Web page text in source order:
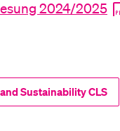
2024/2025
Sustainability CLS